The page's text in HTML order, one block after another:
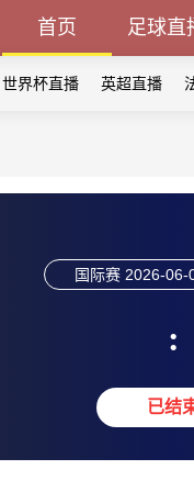
首页 足球直
世界杯直播 英超直播
国际赛 2026-06-
:
已结